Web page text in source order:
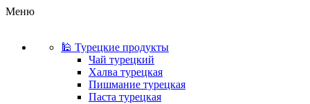
Меню
🕌 Турецкие продукты
Чай турецкий
Халва турецкая
Пишмание турецкая
Паста турецкая